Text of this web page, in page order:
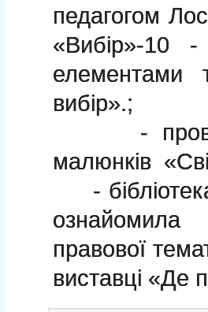
педагогом
«Вибір»-10
елементами
вибір».;
-
малюнків
-
ознайомила
правової
виставці «Де